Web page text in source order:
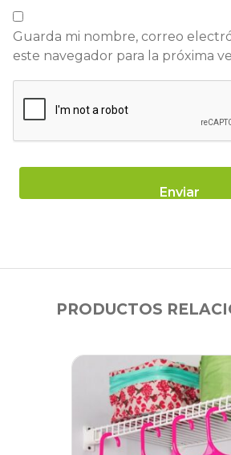
Guarda mi nombre, correo
este navegador para la próxima
PRODUCTOS